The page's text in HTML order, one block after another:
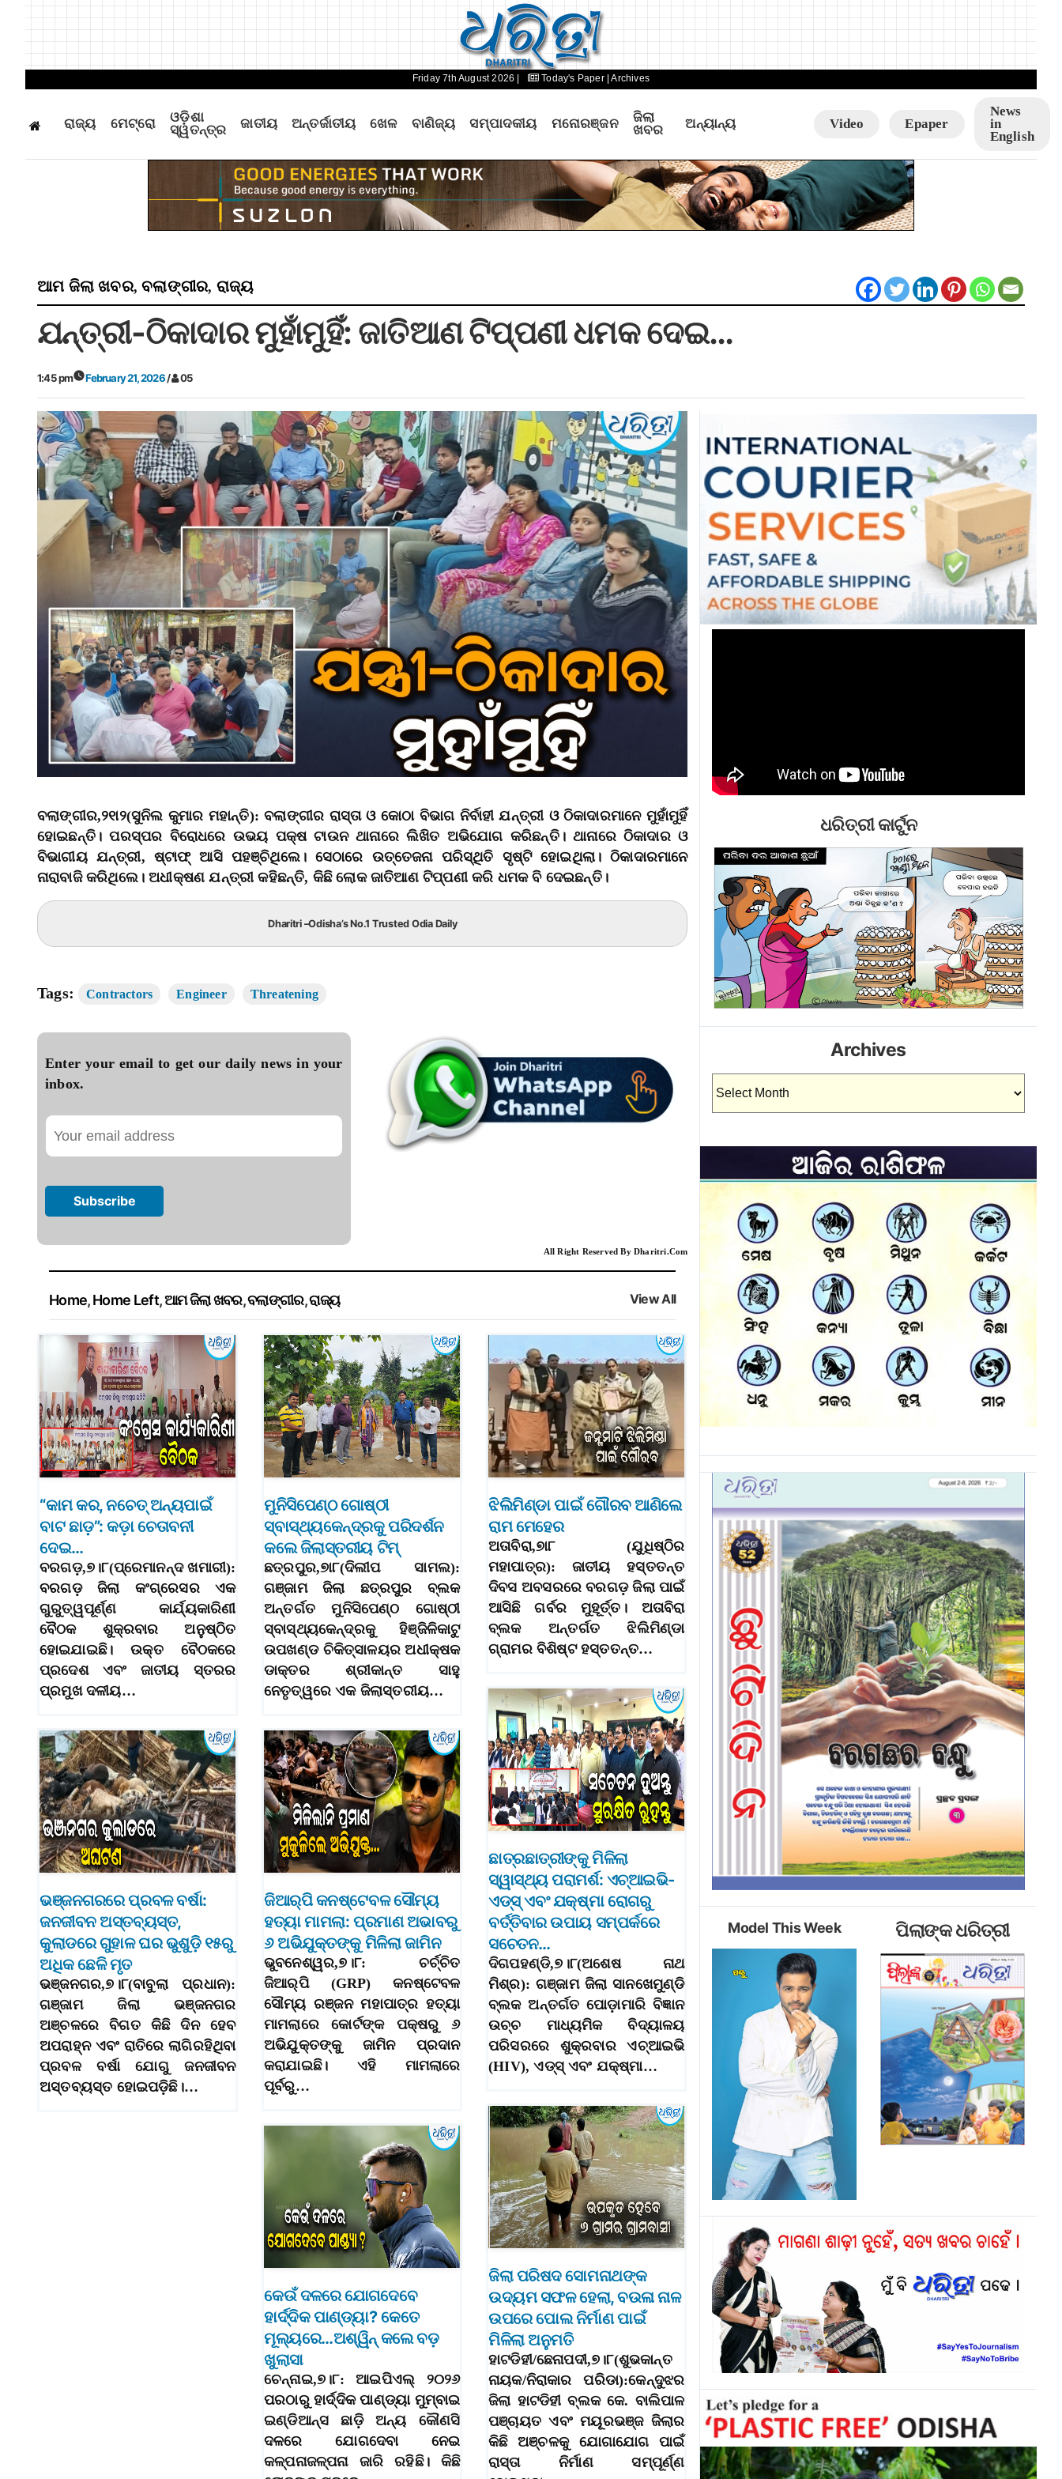
Friday 7th August 2026 | Today's Paper | Archives
ରାଜ୍ୟ ମେଟ୍ରୋ
ଓଡ଼ିଶା
ସ୍ୱତନ୍ତ୍ର
ଜାତୀୟ ଅନ୍ତର୍ଜାତୀୟ ଖେଳ ବାଣିଜ୍ୟ ସମ୍ପାଦକୀୟ ମନୋରଞ୍ଜନ
ଜିଲା
ଖବର
ଅନ୍ୟାନ୍ୟ Video Epaper
News
in
English
ଆମ ଜିଲା ଖବର,ବଲାଙ୍ଗୀର, ରାଜ୍ୟ
ଯନ୍ତ୍ରୀ-ଠିକାଦାର ମୁହାଁମୁହିଁ: ଜାତିଆଣ ଟିପ୍ପଣୀ ଧମକ ଦେଇ…
1:45 pm February 21, 2026/ 05
ବଲାଙ୍ଗୀର,୨୧ା୨(ସୁନିଲ କୁମାର ମହାନ୍ତି): ବଲାଙ୍ଗୀର ରାସ୍ତା ଓ କୋଠା ବିଭାଗ ନିର୍ବାହୀ ଯନ୍ତ୍ରୀ ଓ ଠିକାଦାରମାନେ ମୁହାଁମୁହିଁ
ହୋଇଛନ୍ତି। ପରସ୍ପର ବିରୋଧରେ ଉଭୟ ପକ୍ଷ ଟାଉନ ଥାନାରେ ଲିଖିତ ଅଭିଯୋଗ କରିଛନ୍ତି। ଥାନାରେ ଠିକାଦାର ଓ
ବିଭାଗୀୟ ଯନ୍ତ୍ରୀ, ଷ୍ଟାଫ୍‌ ଆସି ପହଞ୍ଚିଥିଲେ। ସେଠାରେ ଉତ୍ତେଜନା ପରିସ୍ଥିତି ସୃଷ୍ଟି ହୋଇଥିଲା। ଠିକାଦାରମାନେ
ନାରାବାଜି କରିଥିଲେ। ଅଧୀକ୍ଷଣ ଯନ୍ତ୍ରୀ କହିଛନ୍ତି, କିଛି ଲୋକ ଜାତିଆଣ ଟିପ୍ପଣୀ କରି ଧମକ ବି ଦେଇଛନ୍ତି।
Dharitri –Odisha’s No.1 Trusted Odia Daily
Tags: Contractors Engineer Threatening
Enter your email to get our daily news in your
inbox.
All Right Reserved By Dharitri.Com
Home,Home Left,ଆମ ଜିଲା ଖବର,ବଲାଙ୍ଗୀର,ରାଜ୍ୟ View All
“କାମ କର, ନଚେତ୍ ଅନ୍ୟପାଇଁ
ବାଟ ଛାଡ଼”: କଡ଼ା ଚେତାବନୀ
ଦେଇ…
ବରଗଡ଼,୭।୮(ପ୍ରେମାନନ୍ଦ ଖମାରୀ):
ବରଗଡ଼ ଜିଲା କଂଗ୍ରେସର ଏକ
ଗୁରୁତ୍ୱପୂର୍ଣ୍ଣ କାର୍ଯ୍ୟକାରିଣୀ
ବୈଠକ ଶୁକ୍ରବାର ଅନୁଷ୍ଠିତ
ହୋଇଯାଇଛି। ଉକ୍ତ ବୈଠକରେ
ପ୍ରଦେଶ ଏବଂ ଜାତୀୟ ସ୍ତରର
ପ୍ରମୁଖ ଦଳୀୟ…
ମୁନିସିପେଣ୍ଠ ଗୋଷ୍ଠୀ
ସ୍ବାସ୍ଥ୍ୟକେନ୍ଦ୍ରକୁ ପରିଦର୍ଶନ
କଲେ ଜିଲାସ୍ତରୀୟ ଟିମ୍‌
ଛତ୍ରପୁର,୭ା୮(ଦିଲୀପ ସାମଲ):
ଗଞ୍ଜାମ ଜିଲା ଛତ୍ରପୁର ବ୍ଲକ
ଅନ୍ତର୍ଗତ ମୁନିସିପେଣ୍ଠ ଗୋଷ୍ଠୀ
ସ୍ବାସ୍ଥ୍ୟକେନ୍ଦ୍ରକୁ ହିଞ୍ଜିଳିକାଟୁ
ଉପଖଣ୍ଡ ଚିକିତ୍ସାଳୟର ଅଧୀକ୍ଷକ
ଡାକ୍ତର ଶ୍ରୀକାନ୍ତ ସାହୁ
ନେତୃତ୍ୱରେ ଏକ ଜିଲାସ୍ତରୀୟ…
ଝିଲିମିଣ୍ଡା ପାଇଁ ଗୌରବ ଆଣିଲେ
ରାମ ମେହେର
ଅତାବିରା,୭ା୮ (ଯୁଧିଷ୍ଠିର
ମହାପାତ୍ର): ଜାତୀୟ ହସ୍ତତନ୍ତ
ଦିବସ ଅବସରରେ ବରଗଡ଼ ଜିଲା ପାଇଁ
ଆସିଛି ଗର୍ବର ମୁହୂର୍ତ୍ତ। ଅତାବିରା
ବ୍ଲକ ଅନ୍ତର୍ଗତ ଝିଲିମିଣ୍ଡା
ଗ୍ରାମର ବିଶିଷ୍ଟ ହସ୍ତତନ୍ତ…
ଛାତ୍ରଛାତ୍ରୀଙ୍କୁ ମିଳିଲା
ସ୍ୱାସ୍ଥ୍ୟ ପରାମର୍ଶ: ଏଚ୍‌ଆଇଭି-
ଏଡ୍‌ସ୍ ଏବଂ ଯକ୍ଷ୍ମା ରୋଗରୁ
ବର୍ତ୍ତିବାର ଉପାୟ ସମ୍ପର୍କରେ
ସଚେତନ…
ଦିଗପହଣ୍ଡି,୭।୮(ଅଶେଷ ନାଥ
ମିଶ୍ର): ଗଞ୍ଜାମ ଜିଲା ସାନଖେମୁଣ୍ଡି
ବ୍ଲକ ଅନ୍ତର୍ଗତ ପୋଡ଼ାମାରି ବିଜ୍ଞାନ
ଉଚ୍ଚ ମାଧ୍ୟମିକ ବିଦ୍ୟାଳୟ
ପରିସରରେ ଶୁକ୍ରବାର ଏଚ୍‌ଆଇଭି
(HIV), ଏଡ୍‌ସ୍ ଏବଂ ଯକ୍ଷ୍ମା…
ଭଞ୍ଜନଗରରେ ପ୍ରବଳ ବର୍ଷା:
ଜନଜୀବନ ଅସ୍ତବ୍ୟସ୍ତ,
କୁଲାଡରେ ଗୁହାଳ ଘର ଭୁଶୁଡ଼ି ୧୫ରୁ
ଅଧିକ ଛେଳି ମୃତ
ଭଞ୍ଜନଗର,୭।୮(ବାବୁଲା ପ୍ରଧାନ):
ଗଞ୍ଜାମ ଜିଲା ଭଞ୍ଜନଗର
ଅଞ୍ଚଳରେ ବିଗତ କିଛି ଦିନ ହେବ
ଅପରାହ୍ନ ଏବଂ ରାତିରେ ଲାଗିରହିଥିବା
ପ୍ରବଳ ବର୍ଷା ଯୋଗୁ ଜନଜୀବନ
ଅସ୍ତବ୍ୟସ୍ତ ହୋଇପଡ଼ିଛି।…
ଜିଆର୍‌ପି କନଷ୍ଟେବଳ ସୌମ୍ୟ
ହତ୍ୟା ମାମଲା: ପ୍ରମାଣ ଅଭାବରୁ
୬ ଅଭିଯୁକ୍ତଙ୍କୁ ମିଳିଲା ଜାମିନ
ଭୁବନେଶ୍ୱର,୭।୮: ଚର୍ଚ୍ଚିତ
ଜିଆର୍‌ପି (GRP) କନଷ୍ଟେବଳ
ସୌମ୍ୟ ରଞ୍ଜନ ମହାପାତ୍ର ହତ୍ୟା
ମାମଲାରେ କୋର୍ଟଙ୍କ ପକ୍ଷରୁ ୬
ଅଭିଯୁକ୍ତଙ୍କୁ ଜାମିନ ପ୍ରଦାନ
କରାଯାଇଛି। ଏହି ମାମଲାରେ
ପୂର୍ବରୁ…
ଜିଲା ପରିଷଦ ସୋମନାଥଙ୍କ
ଉଦ୍ୟମ ସଫଳ ହେଲା, ବଉଳା ନାଳ
ଉପରେ ପୋଲ ନିର୍ମାଣ ପାଇଁ
ମିଳିଲା ଅନୁମତି
ହାଟଡିହୀ/ଛେନାପଦୀ,୭।୮(ଶୁଭକାନ୍ତ
ନାୟକ/ନିରାକାର ପରିଡା):କେନ୍ଦୁଝର
ଜିଲା ହାଟଡିହୀ ବ୍ଲକ କେ. ବାଲିପାଳ
ପଞ୍ଚାୟତ ଏବଂ ମୟୂରଭଞ୍ଜ ଜିଲାର
କିଛି ଅଞ୍ଚଳକୁ ଯୋଗାଯୋଗ ପାଇଁ
ରାସ୍ତା ନିର୍ମାଣ ସମ୍ପୂର୍ଣ୍ଣ
କେଉଁ ଦଳରେ ଯୋଗଦେବେ
ହାର୍ଦ୍ଦିକ ପାଣ୍ଡ୍ୟା? କେତେ
ମୂଲ୍ୟରେ…ଅଶ୍ୱିନ୍ କଲେ ବଡ଼
ଖୁଲାସା
ଚେନ୍ନାଇ,୭।୮: ଆଇପିଏଲ୍ ୨୦୨୬
ପରଠାରୁ ହାର୍ଦ୍ଦିକ ପାଣ୍ଡ୍ୟା ମୁମ୍ବାଇ
ଇଣ୍ଡିଆନ୍ସ ଛାଡ଼ି ଅନ୍ୟ କୌଣସି
ଦଳରେ ଯୋଗଦେବା ନେଇ
କଳ୍ପନାଜଳ୍ପନା ଜାରି ରହିଛି। କିଛି
ଧରିତ୍ରୀ କାର୍ଟୁନ
Archives
Archives
Model This Week ପିଲାଙ୍କ ଧରିତ୍ରୀ